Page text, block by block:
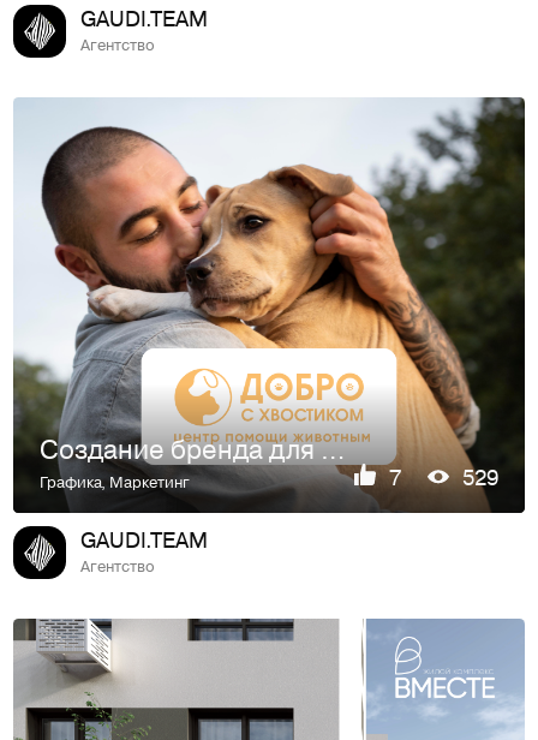
GAUDI.TEAM
Агентство
Создание бренда для фонда помощи животным
Графика, Маркетинг 7 529
GAUDI.TEAM
Агентство